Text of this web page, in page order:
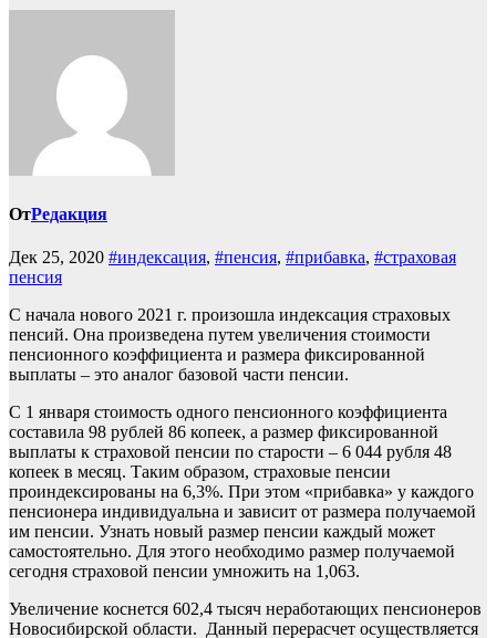
ОтРедакция
Дек 25, 2020 #индексация, #пенсия, #прибавка, #страховая
пенсия
С начала нового 2021 г. произошла индексация страховых
пенсий. Она произведена путем увеличения стоимости
пенсионного коэффициента и размера фиксированной
выплаты – это аналог базовой части пенсии.
С 1 января стоимость одного пенсионного коэффициента
составила 98 рублей 86 копеек, а размер фиксированной
выплаты к страховой пенсии по старости – 6 044 рубля 48
копеек в месяц. Таким образом, страховые пенсии
проиндексированы на 6,3%. При этом «прибавка» у каждого
пенсионера индивидуальна и зависит от размера получаемой
им пенсии. Узнать новый размер пенсии каждый может
самостоятельно. Для этого необходимо размер получаемой
сегодня страховой пенсии умножить на 1,063.
Увеличение коснется 602,4 тысяч неработающих пенсионеров
Новосибирской области. Данный перерасчет осуществляется